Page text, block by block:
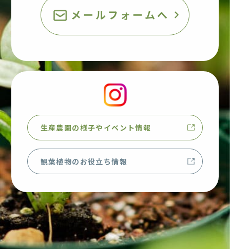
生産農園の様子やイベント情報
観葉植物のお役立ち情報